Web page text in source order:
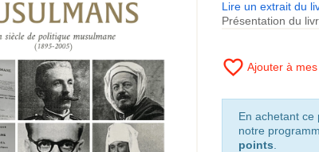
Lire un extrait du
Présentation du
favorite_border Ajouter à
En achetant ce
notre
points